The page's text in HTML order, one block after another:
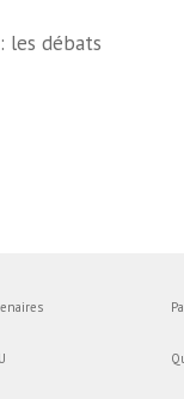
les débats